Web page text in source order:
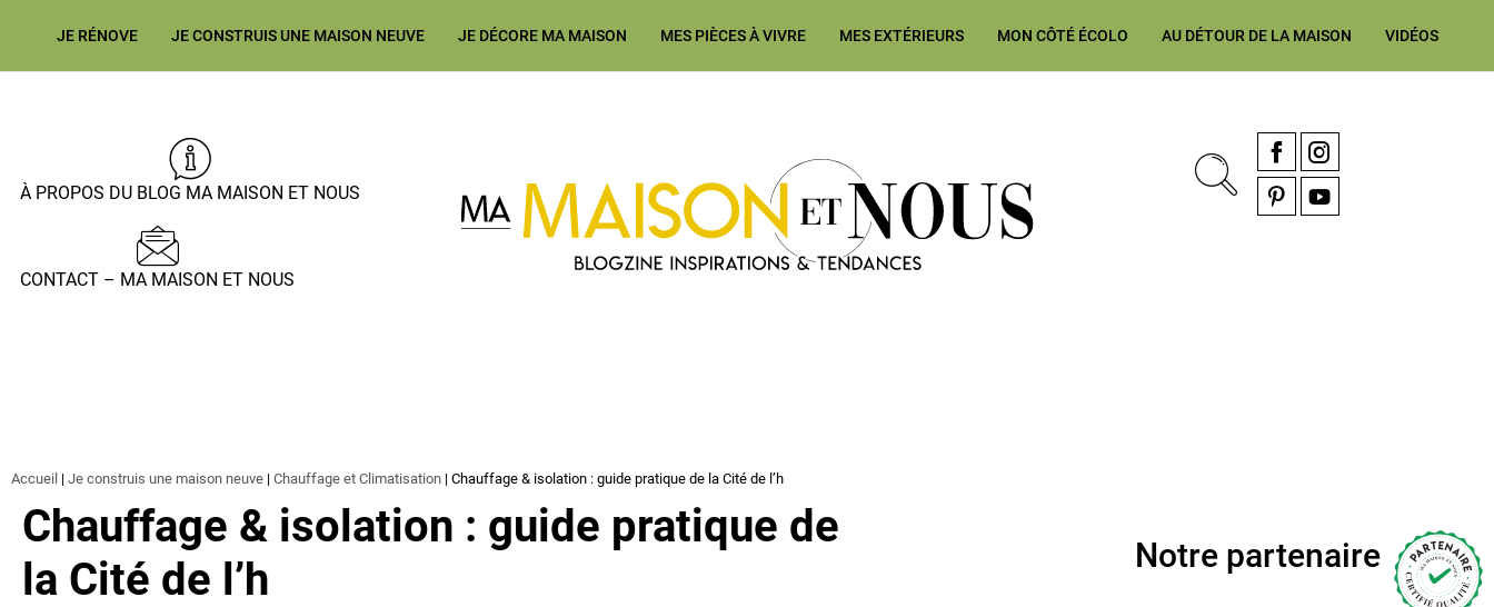
JE RÉNOVE JE CONSTRUIS UNE MAISON NEUVE JE DÉCORE MA MAISON MES PIÈCES À VIVRE MES EXTÉRIEURS MON CÔTÉ ÉCOLO AU DÉTOUR DE LA MAISON VIDÉOS
Ma Maison et Nous Construction, rénovation & décoration Alsace, Franche-Comté
À PROPOS DU BLOG MA MAISON ET NOUS
CONTACT – MA MAISON ET NOUS
FacebookInstagram
Accueil | Je construis une maison neuve | Chauffage et Climatisation | Chauffage & isolation : guide pratique de la Cité de l’h
Chauffage & isolation : guide pratique de
la Cité de l’h
Notre partenaire